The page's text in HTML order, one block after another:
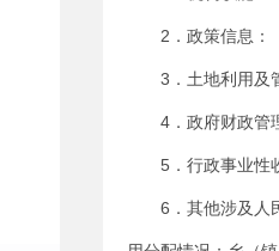
2．政策信息：
3．土地利用及
4．政府财政管
5．行政事业性
6．其他涉及人